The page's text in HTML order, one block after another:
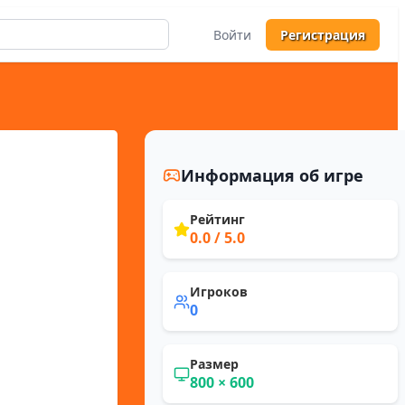
Войти Регистрация
Информация об игре
Рейтинг
0.0/ 5.0
Игроков
0
Размер
800 × 600